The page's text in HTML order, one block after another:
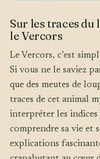
Sur les traces du
le Vercors
Le Vercors, c’est simplement le coin le plus sauvage de France.
Si vous ne le saviez
que des meutes de
traces de cet animal
interpréter les indices
comprendre sa vie et
explications